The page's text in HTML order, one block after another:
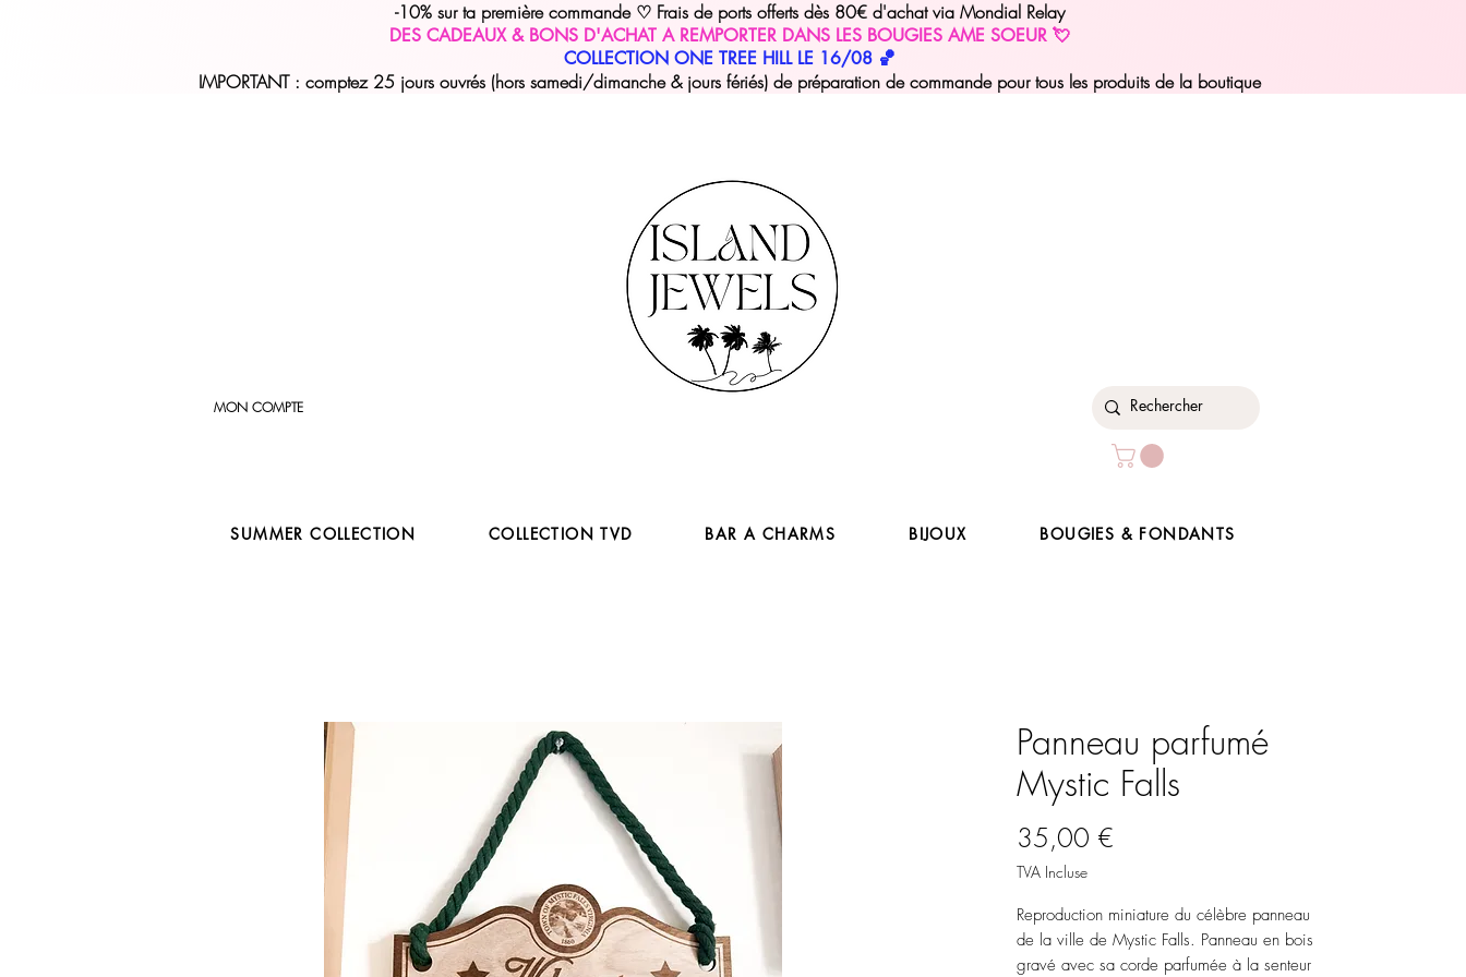
-10% sur ta première commande ♡ Frais de ports offerts dès 80€ d'achat via Mondial Relay
DES CADEAUX & BONS D'ACHAT A REMPORTER DANS LES BOUGIES AME SOEUR 💘
COLLECTION ONE TREE HILL LE 16/08 🏀
IMPORTANT : comptez 25 jours ouvrés (hors samedi/dimanche & jours fériés) de préparation de commande pour tous les produits de la boutique
MON COMPTE
SUMMER COLLECTION COLLECTION TVD BAR A CHARMS BIJOUX BOUGIES & FONDANTS
Panneau parfumé
Mystic Falls
35,00 €
TVA Incluse
Reproduction miniature du célèbre panneau
de la ville de Mystic Falls. Panneau en bois
gravé avec sa corde parfumée à la senteur